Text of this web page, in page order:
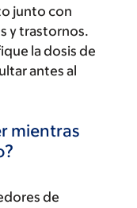
junto con
y trastornos.
la dosis de
antes al
mientras
de